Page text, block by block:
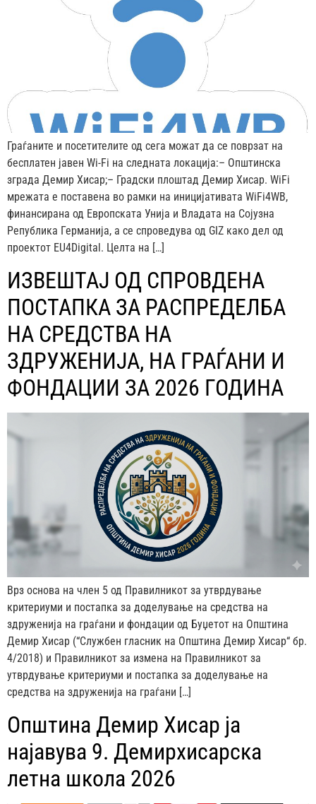
Граѓаните и посетителите од сега можат да се поврзат на
бесплатен јавен Wi-Fi на следната локација:– Oпштинска
зграда Демир Хисар;– Градски плоштад Демир Хисар. WiFi
мрежата е поставена во рамки на иницијативата WiFi4WB,
финансирана од Европската Унија и Владата на Сојузна
Република Германија, а се спроведува од GIZ како дел од
проектот EU4Digital. Целта на […]
ИЗВЕШТАЈ ОД СПРОВДЕНА
ПОСТАПКА ЗА РАСПРЕДЕЛБА
НА СРЕДСТВА НА
ЗДРУЖЕНИЈА, НА ГРАЃАНИ И
ФОНДАЦИИ ЗА 2026 ГОДИНА
Врз основа на член 5 од Правилникот за утврдување
критериуми и постапка за доделување на средства на
здруженија на граѓани и фондации од Буџетот на Општина
Демир Хисар (“Службен гласник на Општина Демир Хисар“ бр.
4/2018) и Правилникот за измена на Правилникот за
утврдување критериуми и постапка за доделување на
средства на здруженија на граѓани […]
Општина Демир Хисар ја
најавува 9. Демирхисарска
летна школа 2026